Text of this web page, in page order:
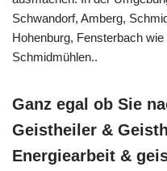
Schwandorf, Amberg,
Hohenburg, Fensterbach
Schmidmühlen..
Ganz egal ob Sie
Geistheiler &
Energiearbeit &